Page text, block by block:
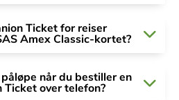
Ticket for reiser
Amex Classic-kortet?
når du bestiller en
Ticket over telefon?